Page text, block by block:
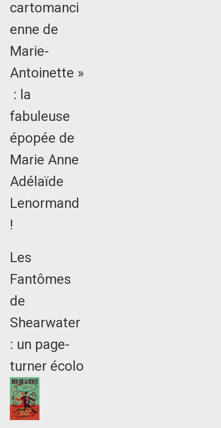
cartomanci
enne de
Marie-
Antoinette »
: la
fabuleuse
épopée de
Marie Anne
Adélaïde
Lenormand
!
Les
Fantômes
de
Shearwater
: un page-
turner écolo